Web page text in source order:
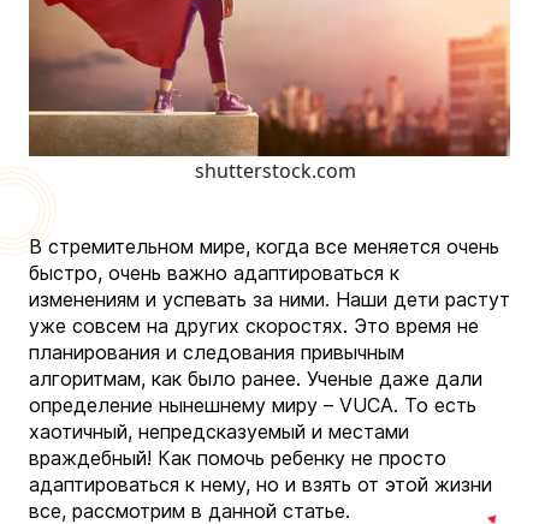
shutterstock.com
В стремительном мире, когда все меняется очень
быстро, очень важно адаптироваться к
изменениям и успевать за ними. Наши дети растут
уже совсем на других скоростях. Это время не
планирования и следования привычным
алгоритмам, как было ранее. Ученые даже дали
определение нынешнему миру – VUCA. То есть
хаотичный, непредсказуемый и местами
враждебный! Как помочь ребенку не просто
адаптироваться к нему, но и взять от этой жизни
все, рассмотрим в данной статье.